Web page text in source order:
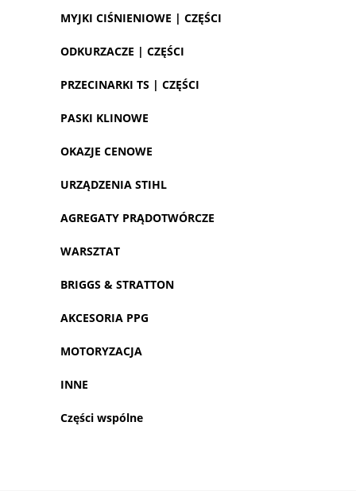
MYJKI CIŚNIENIOWE | CZĘŚCI
ODKURZACZE | CZĘŚCI
PRZECINARKI TS | CZĘŚCI
PASKI KLINOWE
OKAZJE CENOWE
URZĄDZENIA STIHL
AGREGATY PRĄDOTWÓRCZE
WARSZTAT
BRIGGS & STRATTON
AKCESORIA PPG
MOTORYZACJA
INNE
Części wspólne